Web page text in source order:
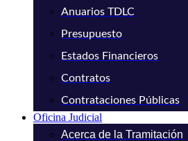
Anuarios TDLC
Presupuesto
Estados Financieros
Contratos
Contrataciones Públicas
Oficina Judicial
Acerca de la Tramitación